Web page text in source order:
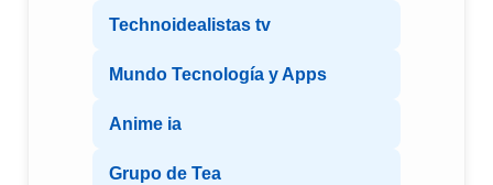
Technoidealistas tv
Mundo Tecnología y Apps
Anime ia
Grupo de Tea